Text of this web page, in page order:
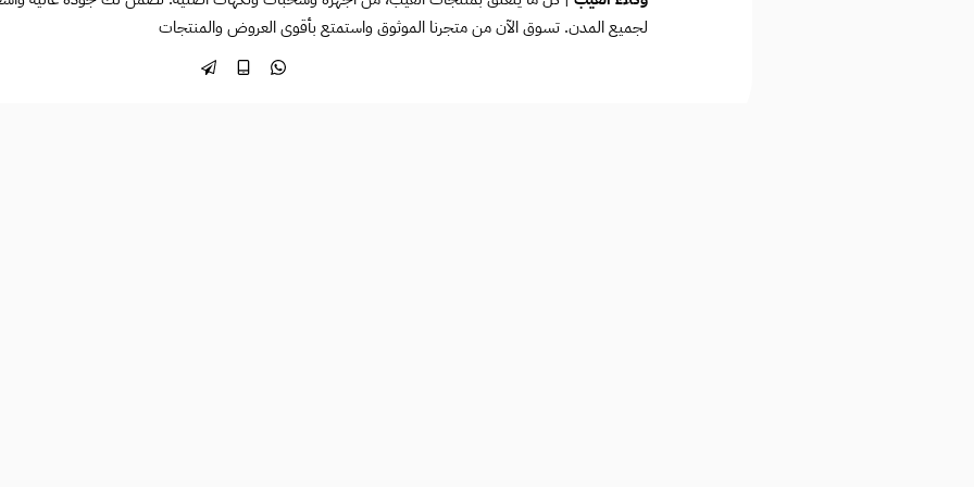
لجميع المدن. تسوق الآن من متجرنا الموثوق واستمتع بأقوى العروض والمنتجات